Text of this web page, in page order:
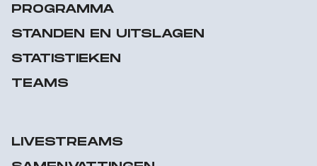
PROGRAMMA
STANDEN EN UITSLAGEN
STATISTIEKEN
TEAMS
LIVESTREAMS